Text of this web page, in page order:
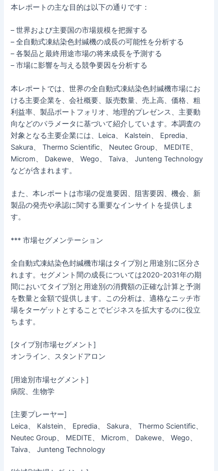
本レポートの主な目的は以下の通りです：
– 世界および主要国の市場規模を把握する
– 全自動式凍結染色封緘機の成長の可能性を分析する
– 各製品と最終用途市場の将来成長を予測する
– 市場に影響を与える競争要因を分析する
本レポートでは、世界の全自動式凍結染色封緘機市場にお
ける主要企業を、会社概要、販売数量、売上高、価格、粗
利益率、製品ポートフォリオ、地理的プレゼンス、主要動
向などのパラメータに基づいて紹介しています。本調査の
対象となる主要企業には、Leica、 Kalstein、 Epredia、
Sakura、 Thermo Scientific、 Neutec Group、 MEDITE、
Microm、 Dakewe、 Wego、 Taiva、 Junteng Technology
などが含まれます。
また、本レポートは市場の促進要因、阻害要因、機会、新
製品の発売や承認に関する重要なインサイトを提供しま
す。
*** 市場セグメンテーション
全自動式凍結染色封緘機市場はタイプ別と用途別に区分さ
れます。セグメント間の成長については2020-2031年の期
間においてタイプ別と用途別の消費額の正確な計算と予測
を数量と金額で提供します。この分析は、適格なニッチ市
場をターゲットとすることでビジネスを拡大するのに役立
ちます。
[タイプ別市場セグメント]
オンライン、スタンドアロン
[用途別市場セグメント]
病院、生物学
[主要プレーヤー]
Leica、 Kalstein、 Epredia、 Sakura、 Thermo Scientific、
Neutec Group、 MEDITE、 Microm、 Dakewe、 Wego、
Taiva、 Junteng Technology